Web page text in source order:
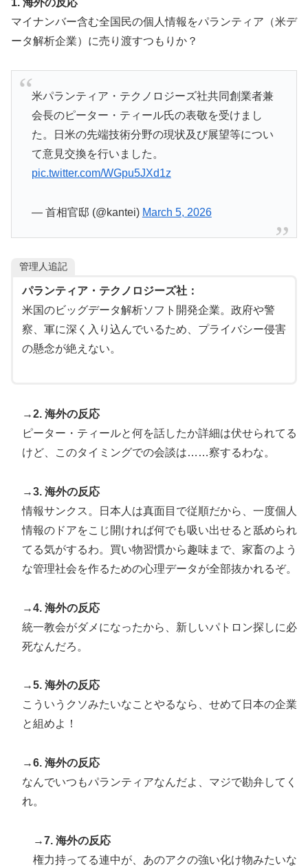
マイナンバー含む全国民の個人情報をパランティア（米デ
ータ解析企業）に売り渡すつもりか？
米パランティア・テクノロジーズ社共同創業者兼
会長のピーター・ティール氏の表敬を受けまし
た。日米の先端技術分野の現状及び展望等につい
て意見交換を行いました。
pic.twitter.com/WGpu5JXd1z
— 首相官邸 (@kantei) March 5, 2026
管理人追記
パランティア・テクノロジーズ社：
米国のビッグデータ解析ソフト開発企業。政府や警
察、軍に深く入り込んでいるため、プライバシー侵害
の懸念が絶えない。
→2. 海外の反応
ピーター・ティールと何を話したか詳細は伏せられてる
けど、このタイミングでの会談は……察するわな。
→3. 海外の反応
情報サンクス。日本人は真面目で従順だから、一度個人
情報のドアをこじ開ければ何でも吸い出せると舐められ
てる気がするわ。買い物習慣から趣味まで、家畜のよう
な管理社会を作るための心理データが全部抜かれるぞ。
→4. 海外の反応
統一教会がダメになったから、新しいパトロン探しに必
死なんだろ。
→5. 海外の反応
こういうクソみたいなことやるなら、せめて日本の企業
と組めよ！
→6. 海外の反応
なんでいつもパランティアなんだよ、マジで勘弁してく
れ。
→7. 海外の反応
権力持ってる連中が、あのアクの強い化け物みたいな